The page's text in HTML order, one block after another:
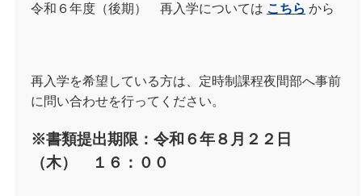
令和６年度（後期） 再入学については こちら から
再入学を希望している方は、定時制課程夜間部へ事前
に問い合わせを行ってください。
※書類提出期限：令和６年８月２２日
（木） １６：００